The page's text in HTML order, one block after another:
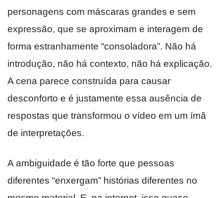
personagens com máscaras grandes e sem
expressão, que se aproximam e interagem de
forma estranhamente “consoladora”. Não há
introdução, não há contexto, não há explicação.
A cena parece construída para causar
desconforto e é justamente essa ausência de
respostas que transformou o vídeo em um ímã
de interpretações.
A ambiguidade é tão forte que pessoas
diferentes “enxergam” histórias diferentes no